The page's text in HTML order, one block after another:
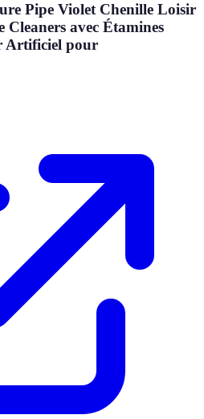
Pipe Violet Chenille Loisir
avec Étamines
Artificiel pour